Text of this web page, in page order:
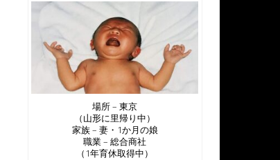
場所 – 東京
（山形に里帰り中）
家族 – 妻・1か月の娘
職業 – 総合商社
（1年育休取得中）